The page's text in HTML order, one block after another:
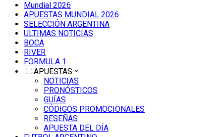
Mundial 2026
APUESTAS MUNDIAL 2026
SELECCIÓN ARGENTINA
ULTIMAS NOTICIAS
BOCA
RIVER
FORMULA 1
APUESTAS
NOTICIAS
PRONÓSTICOS
GUÍAS
CÓDIGOS PROMOCIONALES
RESEÑAS
APUESTA DEL DÍA